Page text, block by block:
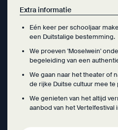
Extra informatie
Eén keer per schooljaar
een Duitstalige bestemming.
We proeven 'Moselwein'
begeleiding van een
We gaan naar het theater of
de rijke Duitse cultuur mee te
We genieten van het altijd
aanbod van het Vertelfestival